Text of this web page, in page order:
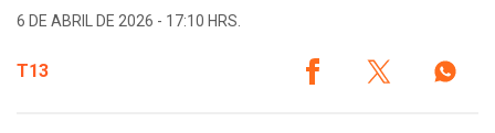
6 DE ABRIL DE 2026 - 17:10 HRS.
T13